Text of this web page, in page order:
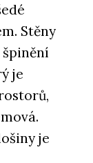
Stěny
je
je